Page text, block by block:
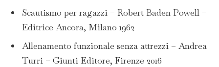
Scautismo per ragazzi – Robert Baden Powell –
Editrice Ancora, Milano 1962
Allenamento funzionale senza attrezzi – Andrea
Turri – Giunti Editore, Firenze 2016